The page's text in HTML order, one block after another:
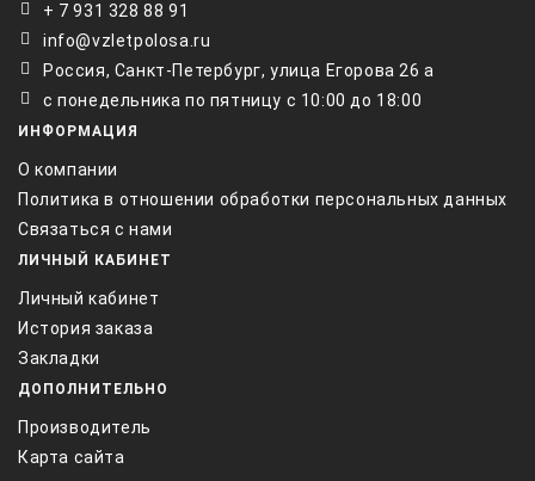
+ 7 931 328 88 91
info@vzletpolosa.ru
Россия, Санкт-Петербург, улица Егорова 26 а
с понедельника по пятницу с 10:00 до 18:00
ИНФОРМАЦИЯ
О компании
Политика в отношении обработки персональных данных
Связаться с нами
ЛИЧНЫЙ КАБИНЕТ
Личный кабинет
История заказа
Закладки
ДОПОЛНИТЕЛЬНО
Производитель
Карта сайта